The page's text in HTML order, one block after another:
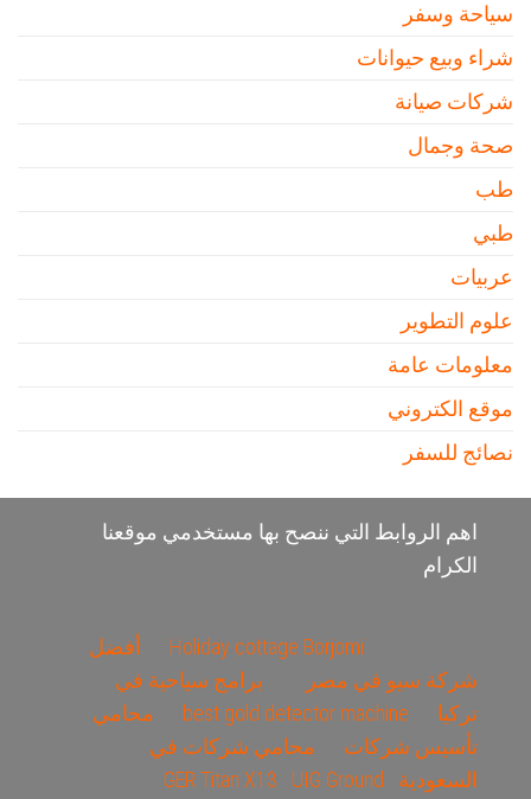
سياحة وسفر
شراء وبيع حيوانات
شركات صيانة
صحة وجمال
طب
طبي
عربيات
علوم التطوير
معلومات عامة
موقع الكتروني
نصائج للسفر
اهم الروابط التي ننصح بها مستخدمي موقعنا
الكرام
Holiday cottage Borjomi
أفضل
شركة سيو في مصر
برامج سياحية في
تركيا
best gold detector machine
محامي
تأسيس شركات
محامي شركات في
السعودية
GER Titan X13
UIG Ground